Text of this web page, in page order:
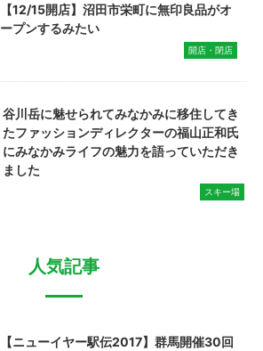
【12/15開店】沼田市栄町に無印良品がオ
ープンするみたい
開店・閉店
谷川岳に魅せられてみなかみに移住してき
たファッションディレクターの福山正和氏
にみなかみライフの魅力を語っていただき
ました
スキー場
人気記事
【ニューイヤー駅伝2017】群馬開催30回